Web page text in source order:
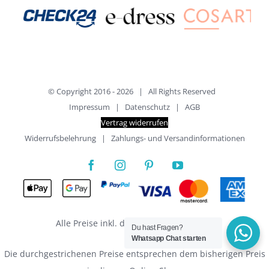
© Copyright 2016 -2026 | All Rights Reserved
Impressum | Datenschutz | AGB
Vertrag widerrufen
Widerrufsbelehrung| Zahlungs- und Versandinformationen
Alle Preise inkl. der gesetzlichen MwSt.
Die durchgestrichenen Preise entsprechen dem bisherigen Preis
Du hast Fragen?
Whatsapp Chat starten